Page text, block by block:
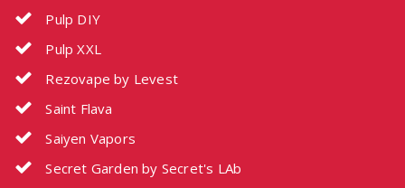
Pulp DIY
Pulp XXL
Rezovape by Levest
Saint Flava
Saiyen Vapors
Secret Garden by Secret's LAb